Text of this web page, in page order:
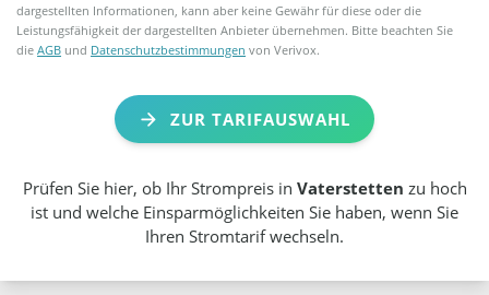
dargestellten Informationen, kann aber keine Gewähr für diese oder die
Leistungsfähigkeit der dargestellten Anbieter übernehmen. Bitte beachten Sie
dieAGB und Datenschutzbestimmungen von Verivox.
ZUR TARIFAUSWAHL
Prüfen Sie hier, ob Ihr Strompreis in Vaterstetten zu hoch
ist und welche Einsparmöglichkeiten Sie haben, wenn Sie
Ihren Stromtarif wechseln.